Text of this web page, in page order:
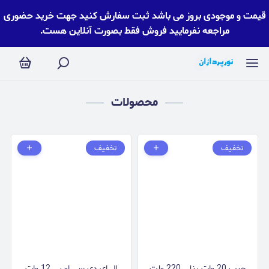
قیمت و موجودی بروز می باشد ثبت سفارش کنید جهت خرید حضوری
مراجعه نفرمایید فروش فقط بصورت آنلاین هست.
محصولات
تخفیف تخفیف